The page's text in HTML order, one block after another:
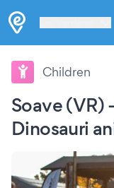
Soave (VR)
Dinosauri
Children